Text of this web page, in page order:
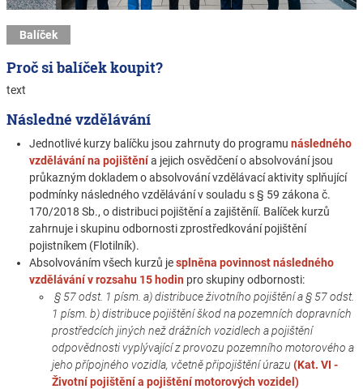
Balíček
Proč si balíček koupit?
text
Následné vzdělávání
Jednotlivé kurzy balíčku jsou zahrnuty do programu následného
vzdělávání na pojištěnía jejich osvědčení o absolvování jsou
průkazným dokladem o absolvování vzdělávací aktivity splňující
podmínky následného vzdělávání v souladu s § 59 zákona č.
170/2018 Sb., o distribuci pojištění a zajištěníí. Balíček kurzů
zahrnuje i skupinu odbornosti zprostředkování pojištění
pojistníkem (Flotilník).
Absolvováním všech kurzů jesplněna povinnost následného
vzdělávání v rozsahu 15 hodin pro skupiny odbornosti:
§ 57 odst. 1 písm. a) distribuce životního pojištění a § 57 odst.
1 písm. b) distribuce pojištění škod na pozemních dopravních
prostředcích jiných než drážních vozidlech a pojištění
odpovědnosti vyplývající z provozu pozemního motorového a
jeho přípojného vozidla, včetně připojištění úrazu (Kat. VI -
Životní pojištění a pojištění motorových vozidel)